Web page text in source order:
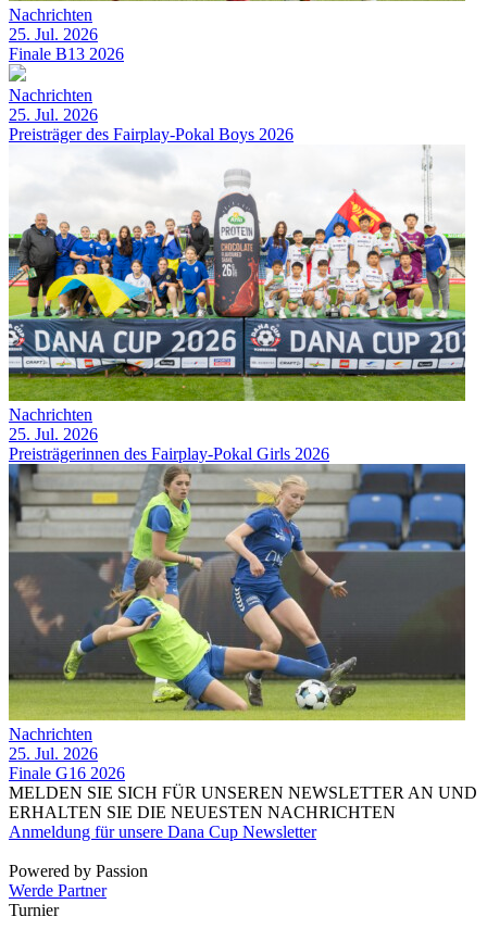
Nachrichten
25. Jul. 2026
Finale B13 2026
Nachrichten
25. Jul. 2026
Preisträger des Fairplay-Pokal Boys 2026
Nachrichten
25. Jul. 2026
Preisträgerinnen des Fairplay-Pokal Girls 2026
Nachrichten
25. Jul. 2026
Finale G16 2026
MELDEN SIE SICH FÜR UNSEREN NEWSLETTER AN UND
ERHALTEN SIE DIE NEUESTEN NACHRICHTEN
Anmeldung für unsere Dana Cup Newsletter
Powered by Passion
Werde Partner
Turnier